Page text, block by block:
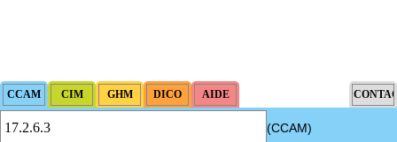
(CCAM)